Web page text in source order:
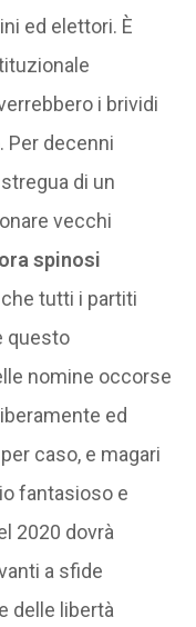
ed elettori. È
i brividi
Per decenni
di un
vecchi
spinosi
tutti i partiti
questo
nomine occorse
ed
caso, e magari
fantasioso e
2020 dovrà
a sfide
delle libertà